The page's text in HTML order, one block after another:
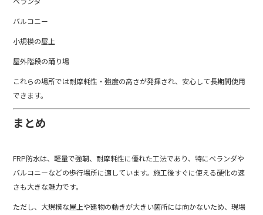
バルコニー
小規模の屋上
屋外階段の踊り場
これらの場所では耐摩耗性・強度の高さが発揮され、安心して長期間使用
できます。
まとめ
FRP防水は、軽量で強靭、耐摩耗性に優れた工法であり、特にベランダや
バルコニーなどの歩行場所に適しています。施工後すぐに使える硬化の速
さも大きな魅力です。
ただし、大規模な屋上や建物の動きが大きい箇所には向かないため、現場